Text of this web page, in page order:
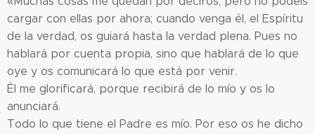
cargar con ellas por ahora; cuando venga él, el Espíritu
de la verdad, os guiará hasta la verdad plena. Pues no
hablará por cuenta propia, sino que hablará de lo que
oye y os comunicará lo que está por venir.
Él me glorificará, porque recibirá de lo mío y os lo
anunciará.
Todo lo que tiene el Padre es mío. Por eso os he dicho